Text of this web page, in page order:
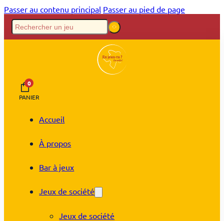
Passer au contenu principal Passer au pied de page
0
PANIER
Accueil
À propos
Bar à jeux
Jeux de société
Jeux de société